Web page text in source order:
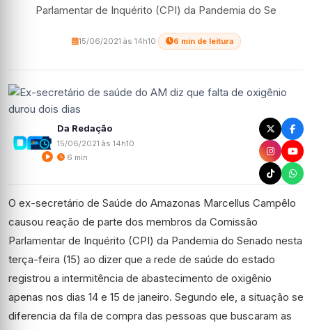
Parlamentar de Inquérito (CPI) da Pandemia do Se
15/06/2021 às 14h10 6 min de leitura
Da Redação
15/06/2021 às 14h10
6 min
O ex-secretário de Saúde do Amazonas Marcellus Campêlo
causou reação de parte dos membros da Comissão
Parlamentar de Inquérito (CPI) da Pandemia do Senado nesta
terça-feira (15) ao dizer que a rede de saúde do estado
registrou a intermitência de abastecimento de oxigênio
apenas nos dias 14 e 15 de janeiro. Segundo ele, a situação se
diferencia da fila de compra das pessoas que buscaram as